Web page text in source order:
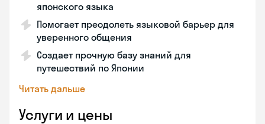
японского языка
Помогает преодолеть языковой барьер для
уверенного общения
Создает прочную базу знаний для
путешествий по Японии
Читать дальше
Услуги и цены